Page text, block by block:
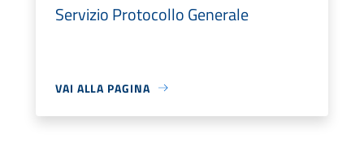
Servizio Protocollo Generale
VAI ALLA PAGINA